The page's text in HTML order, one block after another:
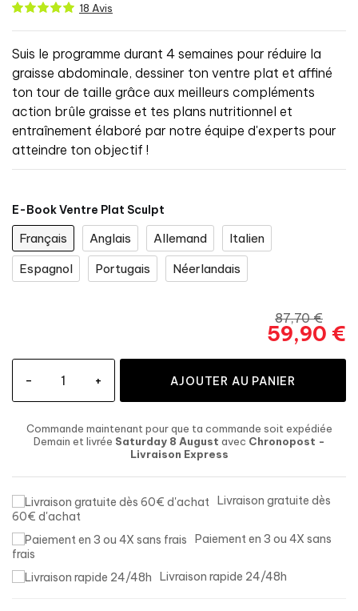
18 Avis
Suis le programme durant 4 semaines pour réduire la
graisse abdominale, dessiner ton ventre plat et affiné
ton tour de taille grâce aux meilleurs compléments
action brûle graisse et tes plans nutritionnel et
entraînement élaboré par notre équipe d'experts pour
atteindre ton objectif !
E-Book Ventre Plat Sculpt
Français Anglais Allemand
Italien
Espagnol
Portugais Néerlandais
87,70 €
59,90 €
- + AJOUTER AU PANIER
Commande maintenantpour que ta commande soit expédiée
Demain et livrée Saturday 8 August avec Chronopost -
Livraison Express
Livraison gratuite dès
60€ d'achat
Paiement en 3 ou 4X sans
frais
Livraison rapide 24/48h